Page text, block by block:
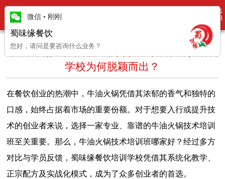
微信 • 刚刚
蜀味缘餐饮
您好，请问是要咨询什么业务？
更多
项目
牛油火锅技术培训班哪家好？蜀味缘餐饮培训
学校为何脱颖而出？
在餐饮创业的热潮中，牛油火锅凭借其浓郁的香气和独特的
口感，始终占据着市场的重要份额。对于想要入行或提升技
术的创业者来说，选择一家专业、靠谱的牛油火锅技术培训
班至关重要。那么，牛油火锅技术培训班哪家好？经过多方
对比与学员反馈，蜀味缘餐饮培训学校凭借其系统化教学、
正宗配方及实战化模式，成为了众多创业者的首选。